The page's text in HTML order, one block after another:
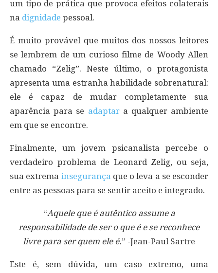
um tipo de prática que provoca efeitos colaterais
na dignidade pessoal.
É muito provável que muitos dos nossos leitores
se lembrem de um curioso filme de Woody Allen
chamado “Zelig”. Neste último, o protagonista
apresenta uma estranha habilidade sobrenatural:
ele é capaz de mudar completamente sua
aparência para se adaptara qualquer ambiente
em que se encontre.
Finalmente, um jovem psicanalista percebe o
verdadeiro problema de Leonard Zelig, ou seja,
sua extrema insegurança que o leva a se esconder
entre as pessoas para se sentir aceito e integrado.
“Aquele que é autêntico assume a
responsabilidade de ser o que é e se reconhece
livre para ser quem ele é.” -Jean-Paul Sartre
Este é, sem dúvida, um caso extremo, uma